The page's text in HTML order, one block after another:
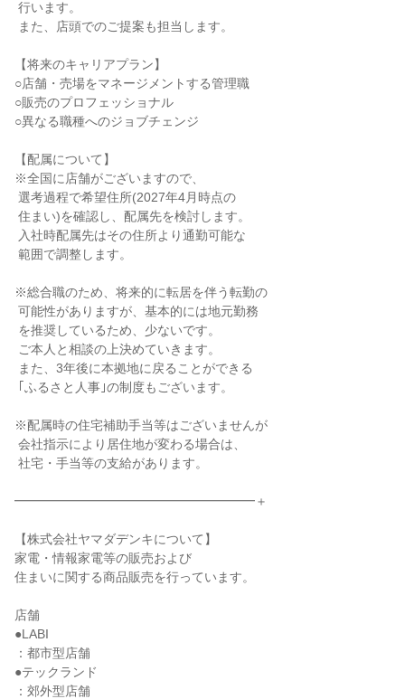
【将来のキャリアプラン】
○店舗・売場をマネージメントする管理職
○販売のプロフェッショナル
○異なる職種へのジョブチェンジ
【配属について】
※全国に店舗がございますので、
※総合職のため、将来的に転居を伴う転勤の
※配属時の住宅補助手当等はございませんが
━━━━━━━━━━━━━━━━━━━＋
【株式会社ヤマダデンキについて】
家電・情報家電等の販売および
住まいに関する商品販売を行っています。
店舗
●LABI
：都市型店舗
●テックランド
：郊外型店舗